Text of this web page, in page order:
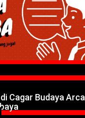
Cagar Budaya Arca